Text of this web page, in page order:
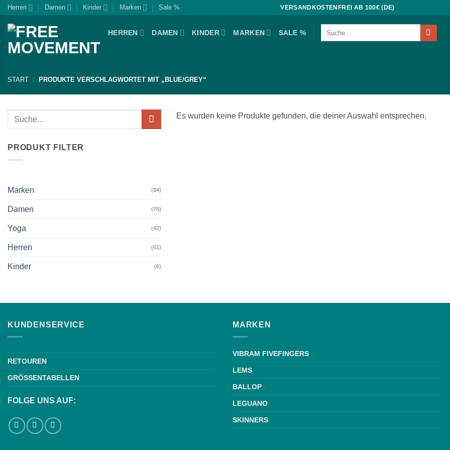
Zum
springen
Herren Damen Kinder Marken Sale % VERSANDKOSTENFREI AB 100€ (DE)
HERREN DAMEN KINDER MARKEN SALE %
START / PRODUKTE VERSCHLAGWORTET MIT „BLUE/GREY“
Suchen
PRODUKT FILTER
Marken (84)
Damen (76)
Yoga (42)
Herren (61)
Kinder (6)
Es wurden keine Produkte gefunden, die deiner Auswahl entsprechen.
KUNDENSERVICE
RETOUREN
GRÖSSENTABELLEN
FOLGE UNS AUF:
MARKEN
VIBRAM FIVEFINGERS
LEMS
BALLOP
LEGUANO
SKINNERS